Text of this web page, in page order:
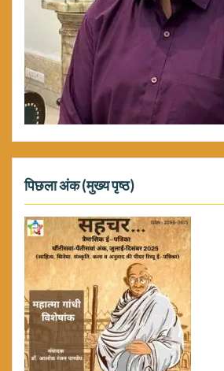
पिछला अंक (मुख्य पृष्ठ)